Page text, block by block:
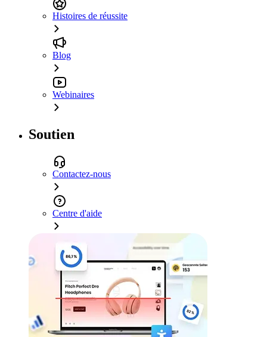
Histoires de réussite
Blog
Webinaires
Soutien
Contactez-nous
Centre d'aide